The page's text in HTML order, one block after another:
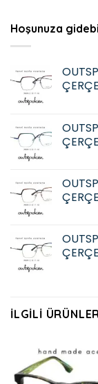
Hoşunuza
İLGILI